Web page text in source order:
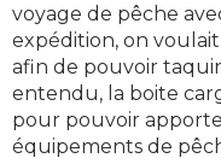
voyage de pêche
expédition, on
afin de pouvoir
entendu, la boite
pour pouvoir
équipements de